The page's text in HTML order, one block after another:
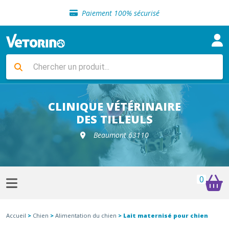
Paiement 100% sécurisé
Livraison gratuite en clinique vétérinaire
Sélection de croquettes vétérinaire
Livraison gratuite en clinique vétérinaire
Retour gratuit en clinique
Sélection de croquettes vétérinaire
CLINIQUE VÉTÉRINAIRE
DES TILLEULS
Beaumont 63110
0
Accueil > Chien > Alimentation du chien > Lait maternisé pour chien